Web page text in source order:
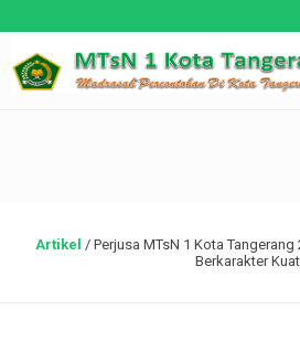
Artikel / Perjusa MTsN 1 Kota
Berkarakter Kuat